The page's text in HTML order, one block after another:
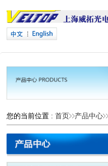
您的当前位置 :首页 产品中心